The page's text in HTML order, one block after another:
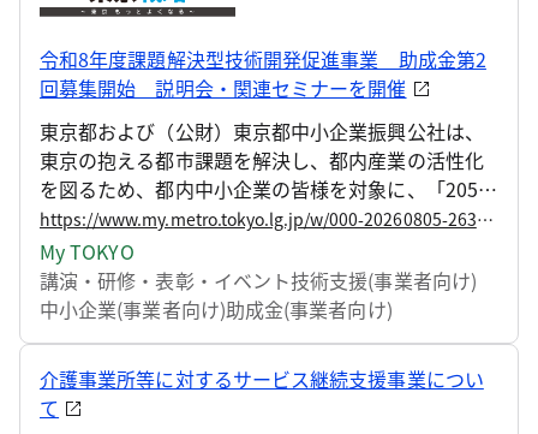
令和8年度課題解決型技術開発促進事業 助成金第2
回募集開始 説明会・関連セミナーを開催
東京都および（公財）東京都中小企業振興公社は、
東京の抱える都市課題を解決し、都内産業の活性化
を図るため、都内中小企業の皆様を対象に、「2050
東京戦略」実現に資するテーマでの製品・サービス
等の技術の新規開発または改良から、販路拡大まで
を促進する助成金を募集開始します。
https://www.my.metro.tokyo.lg.jp/w/000-20260805-263811368
My TOKYO
講演・研修・表彰・イベント技術支援(事業者向け)
中小企業(事業者向け)助成金(事業者向け)
介護事業所等に対するサービス継続支援事業につい
て